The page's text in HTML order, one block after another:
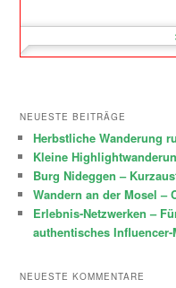
NEUESTE BEITRÄGE
Herbstliche Wanderung
Kleine
Burg Nideggen –
Wandern an der Mosel –
Erlebnis-Netzwerken –
authentisches Influencer-
NEUESTE KOMMENTARE